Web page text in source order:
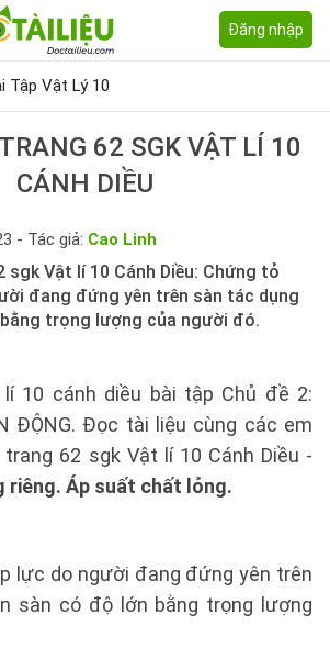
Đăng nhập
Tập Vật Lý 10
62 SGK VẬT LÍ 10
CÁNH DIỀU
- Tác giả: Cao Linh
sgk Vật lí 10 Cánh Diều: Chứng tỏ
đang đứng yên trên sàn tác dụng
trọng lượng của người đó.
10 cánh diều bài tập Chủ đề 2:
ĐỘNG. Đọc tài liệu cùng các em
62 sgk Vật lí 10 Cánh Diều -
riêng. Áp suất chất lỏng.
lực do người đang đứng yên trên
sàn có độ lớn bằng trọng lượng